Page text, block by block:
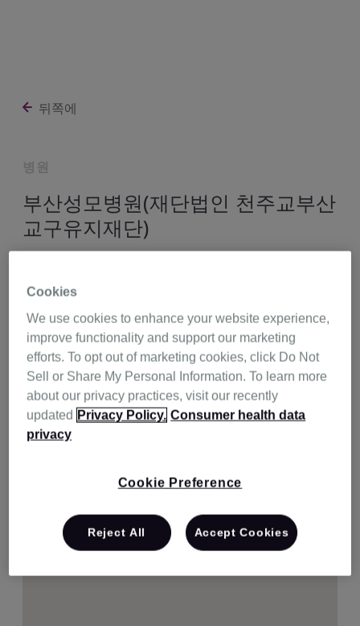
뒤쪽에
병원
부산성모병원(재단법인 천주교부산
교구유지재단)
부산광역시 남구 용호로232번길 25-14 (용호동),
부산 48575
http://bsm.or.kr
051-933-7114 길 찾기
Cookies
We use cookies to enhance your website experience,
improve functionality and support our marketing
efforts. To opt out of marketing cookies, click Do Not
Sell or Share My Personal Information. To learn more
about our privacy practices, visit our recently
updated Privacy Policy. Consumer health data
privacy
Cookie Preference
Reject All Accept Cookies